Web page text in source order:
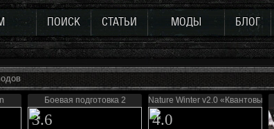
ПОИСК СТАТЬИ МОДЫ БЛОГ
Боевая подготовка 2
3.6
Nature Winter v2.0 «Квантовый
4.0